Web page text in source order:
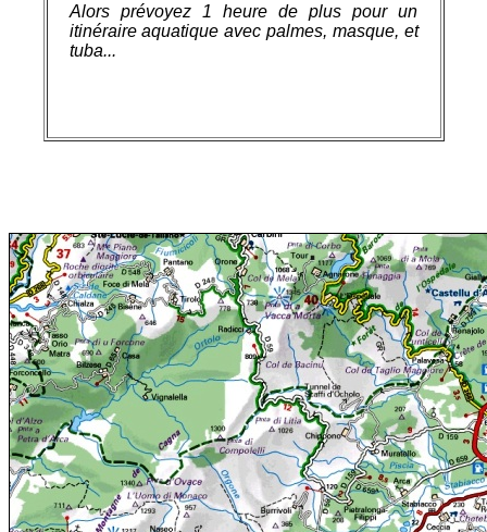
Alors prévoyez 1 heure de plus pour un
itinéraire aquatique avec palmes, masque, et
tuba...